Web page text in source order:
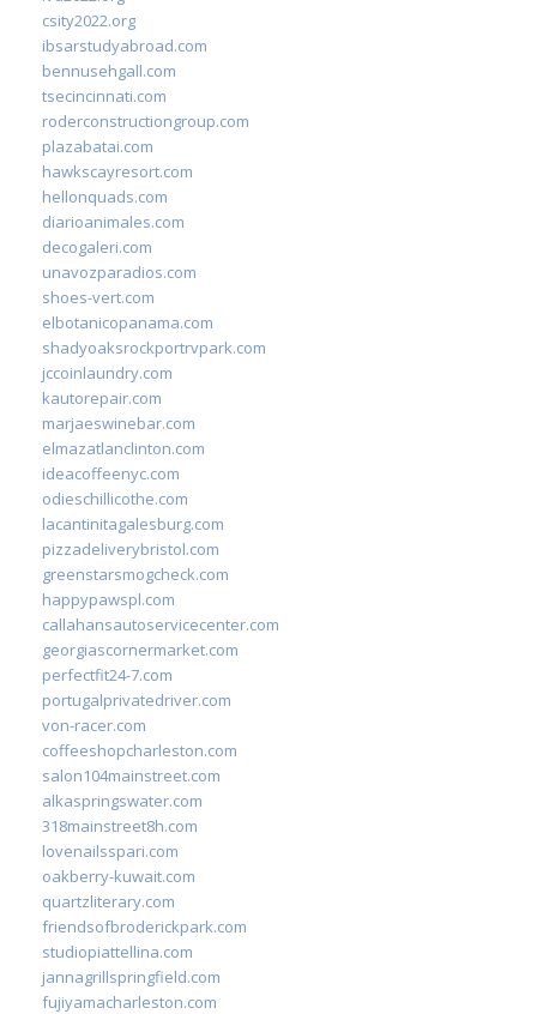
csity2022.org
ibsarstudyabroad.com
bennusehgall.com
tsecincinnati.com
roderconstructiongroup.com
plazabatai.com
hawkscayresort.com
hellonquads.com
diarioanimales.com
decogaleri.com
unavozparadios.com
shoes-vert.com
elbotanicopanama.com
shadyoaksrockportrvpark.com
jccoinlaundry.com
kautorepair.com
marjaeswinebar.com
elmazatlanclinton.com
ideacoffeenyc.com
odieschillicothe.com
lacantinitagalesburg.com
pizzadeliverybristol.com
greenstarsmogcheck.com
happypawspl.com
callahansautoservicecenter.com
georgiascornermarket.com
perfectfit24-7.com
portugalprivatedriver.com
von-racer.com
coffeeshopcharleston.com
salon104mainstreet.com
alkaspringswater.com
318mainstreet8h.com
lovenailsspari.com
oakberry-kuwait.com
quartzliterary.com
friendsofbroderickpark.com
studiopiattellina.com
jannagrillspringfield.com
fujiyamacharleston.com